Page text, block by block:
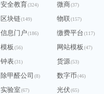
安全教育(324) 微商(37)
区块链(149) 物联(157)
信息门户(186) 缴费平台(117)
模板(56) 网站模板(47)
钟表(31) 货源(53)
除甲醛公司 (8) 数字币(46)
实验室(67) 光伏(65)